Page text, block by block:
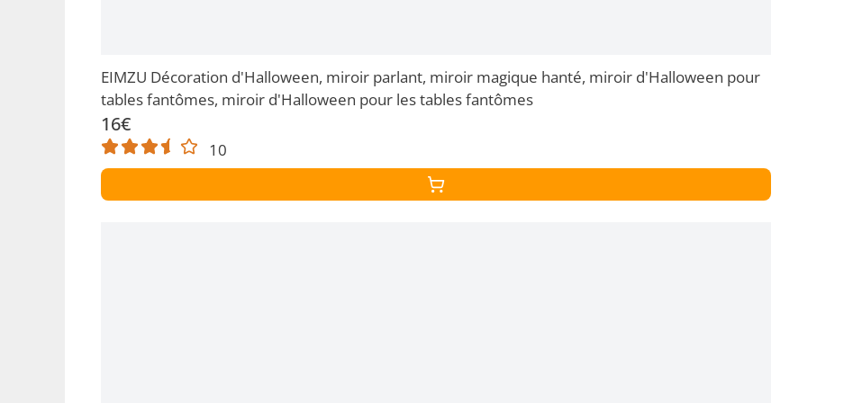
EIMZU Décoration d'Halloween, miroir parlant, miroir magique hanté, miroir d'Halloween pour
tables fantômes, miroir d'Halloween pour les tables fantômes
16€
10